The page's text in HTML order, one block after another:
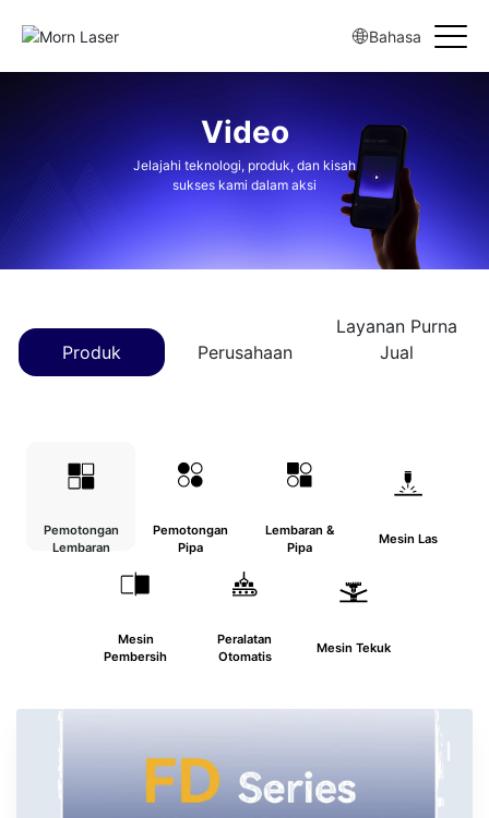
Bahasa
Video
Jelajahi teknologi, produk, dan kisah
sukses kami dalam aksi
Produk Perusahaan
Layanan Purna
Jual
Pemotongan
Lembaran
Pemotongan
Pipa
Lembaran &
Pipa
Mesin Las
Mesin
Pembersih
Peralatan
Otomatis
Mesin Tekuk